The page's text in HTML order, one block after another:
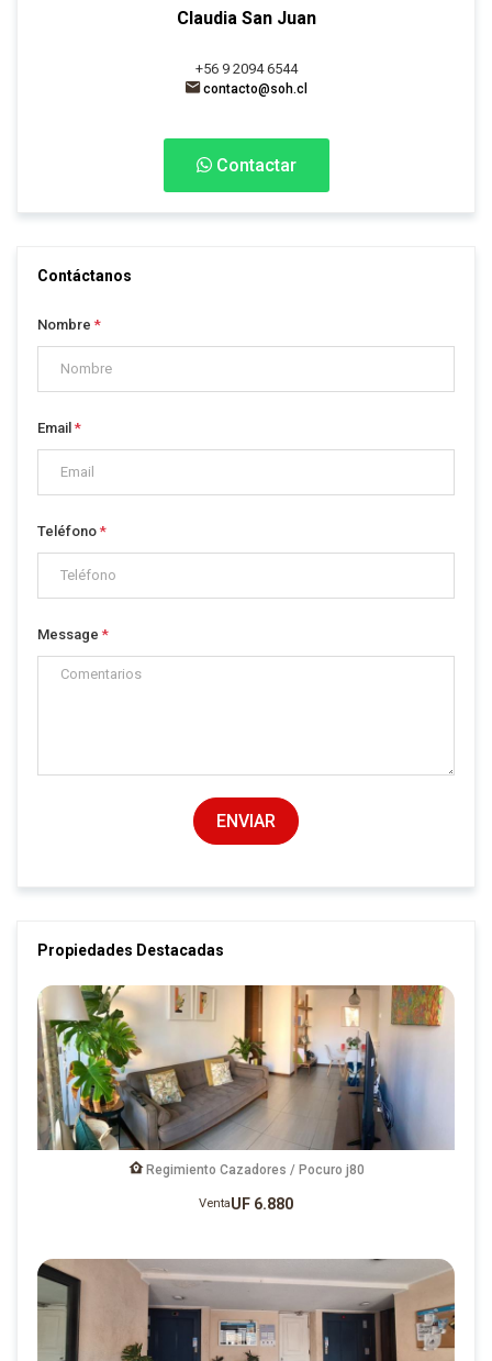
Claudia San Juan
+56 9 2094 6544
contacto@soh.cl
Contactar
Contáctanos
Nombre *
Email *
Teléfono *
Message *
ENVIAR
Propiedades Destacadas
Regimiento Cazadores / Pocuro j80
VentaUF 6.880